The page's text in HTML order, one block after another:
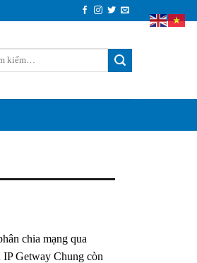
chia mạng qua
Getway Chung còn